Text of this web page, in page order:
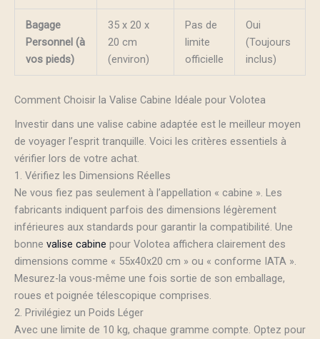
Bagage
Personnel (à
vos pieds)
35 x 20 x
20 cm
(environ)
Pas de
limite
officielle
Oui
(Toujours
inclus)
Comment Choisir la Valise Cabine Idéale pour Volotea
Investir dans une valise cabine adaptée est le meilleur moyen
de voyager l’esprit tranquille. Voici les critères essentiels à
vérifier lors de votre achat.
1. Vérifiez les Dimensions Réelles
Ne vous fiez pas seulement à l’appellation « cabine ». Les
fabricants indiquent parfois des dimensions légèrement
inférieures aux standards pour garantir la compatibilité. Une
bonne valise cabine pour Volotea affichera clairement des
dimensions comme « 55x40x20 cm » ou « conforme IATA ».
Mesurez-la vous-même une fois sortie de son emballage,
roues et poignée télescopique comprises.
2. Privilégiez un Poids Léger
Avec une limite de 10 kg, chaque gramme compte. Optez pour